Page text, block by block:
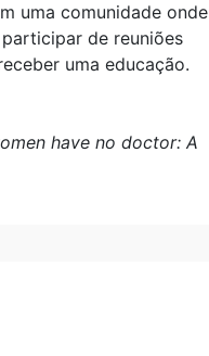
uma comunidade onde
de reuniões
uma educação.
have no doctor: A